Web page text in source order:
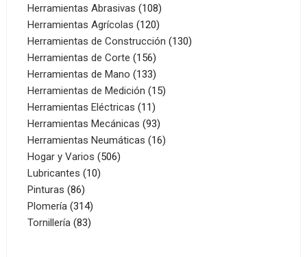
productos
Herramientas Abrasivas 108108
productos
Herramientas Agrícolas 120120
productos
Herramientas de Construcción 130130
Herramientas de Corte 156156
productos
Herramientas de Mano 133133
productos
Herramientas de Medición 1515
Herramientas Eléctricas 1111
productos
Herramientas Mecánicas 9393
productos
Herramientas Neumáticas 1616
Hogar y Varios 506506
Lubricantes 1010
Pinturas 8686
productos
Plomería 314314
productos
Tornillería 8383